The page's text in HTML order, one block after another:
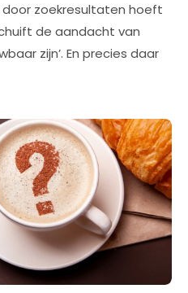
zoekresultaten hoeft
de aandacht van
zijn’. En precies daar